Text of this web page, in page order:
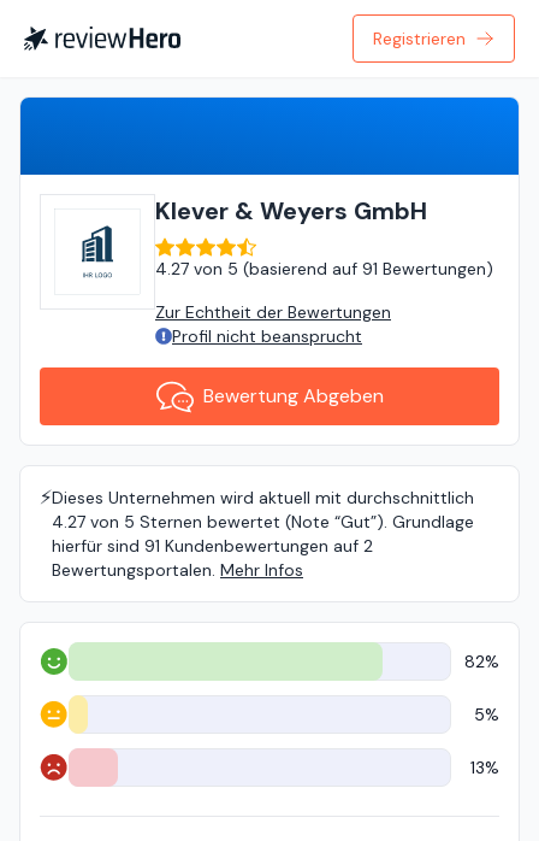
Registrieren
Klever & Weyers GmbH
4.27 von 5 (basierend auf 91 Bewertungen)
Zur Echtheit der Bewertungen
Profil nicht beansprucht
Bewertung Abgeben
⚡️Dieses Unternehmen wird aktuell mit durchschnittlich
4.27 von 5 Sternen bewertet (Note “Gut”). Grundlage
hierfür sind 91 Kundenbewertungen auf 2
Bewertungsportalen. Mehr Infos
Positiv 82%
Neutral 5%
Negativ 13%